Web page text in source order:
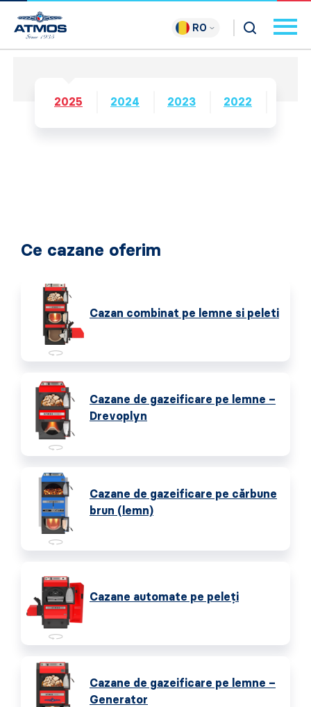
RO
2025 2024 2023 2022
Ce cazane oferim
Cazan combinat pe lemne si peleti
Cazane de gazeificare pe lemne –
Drevoplyn
Cazane de gazeificare pe cărbune
brun (lemn)
Cazane automate pe peleţi
Cazane de gazeificare pe lemne –
Generator